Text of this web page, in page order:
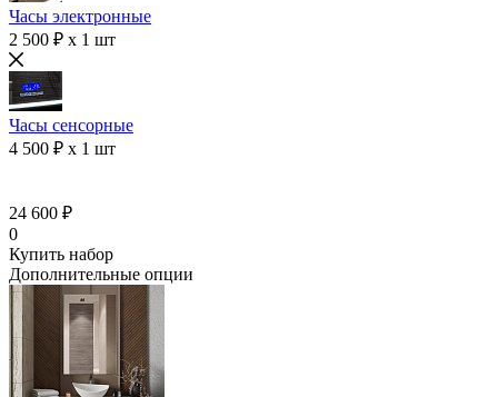
Часы электронные
2 500 ₽ x 1 шт
Часы сенсорные
4 500 ₽ x 1 шт
24 600 ₽
0
Купить набор
Дополнительные опции